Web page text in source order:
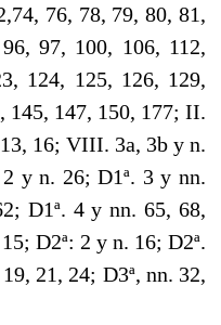
76, 78, 79, 80, 81,
97, 100, 106, 112,
124, 125, 126, 129,
145, 147, 150, 177; II.
16; VIII. 3a, 3b y n.
y n. 26; D1ª. 3 y nn.
D1ª. 4 y nn. 65, 68,
D2ª: 2 y n. 16; D2ª.
21, 24; D3ª, nn. 32,